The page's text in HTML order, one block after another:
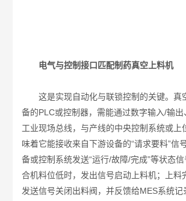
电气与控制接口匹配制药真空上料机
这是实现自动化与联锁控制的关键。真
备的PLC或控制器，需能通过数字输入/输出
工业现场总线，与产线的中央控制系统或上
味着它能接收来自下游设备的“请求要料”信
备或控制系统发送“运行/故障/完成”等状态
合机料位低时，发出信号启动上料机；上料
发送信号关闭出料阀，并反馈给MES系统记